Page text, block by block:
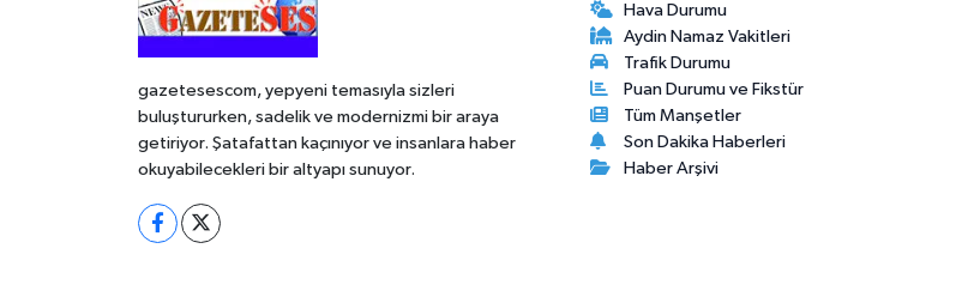
gazetesescom, yepyeni temasıyla sizleri
buluştururken, sadelik ve modernizmi bir araya
getiriyor. Şatafattan kaçınıyor ve insanlara haber
okuyabilecekleri bir altyapı sunuyor.
Hava Durumu
Aydin Namaz Vakitleri
Trafik Durumu
Puan Durumu ve Fikstür
Tüm Manşetler
Son Dakika Haberleri
Haber Arşivi